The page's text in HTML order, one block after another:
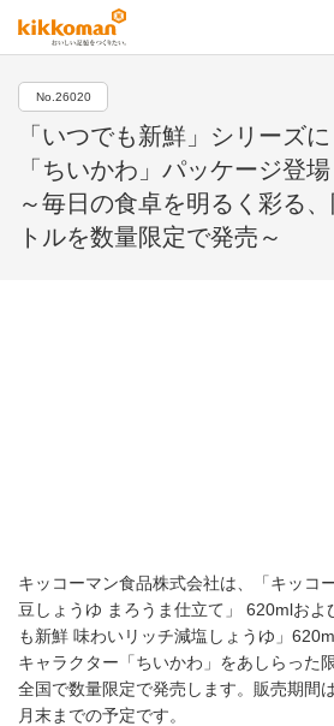
No.26020
「いつでも新鮮」シリーズに
「ちいかわ」パッケージ登場
～毎日の食卓を明るく彩る
トルを数量限定で発売～
キッコーマン食品株式会社は、「キッコ
豆しょうゆ まろうま仕立て」 620mlお
も新鮮 味わいリッチ減塩しょうゆ」
キャラクター「ちいかわ」をあしらった
全国で数量限定で発売します。販売期間
月末までの予定です。